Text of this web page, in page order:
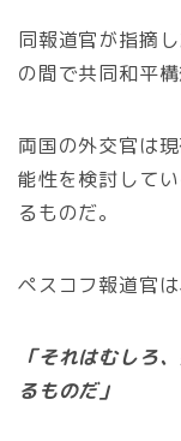
同報道官が指摘
の間で共同和平
両国の外交官は
能性を検討して
るものだ。
ペスコフ報道官は
「それはむしろ
るものだ」